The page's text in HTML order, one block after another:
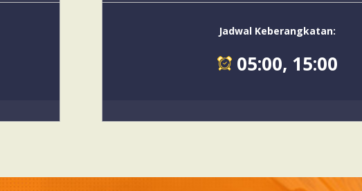
Jadwal Keberangkatan:
05:00, 15:00